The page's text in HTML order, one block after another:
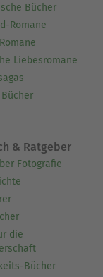
Bücher
Romane
Liebesromane
& Ratgeber
Fotografie
die
Bücher